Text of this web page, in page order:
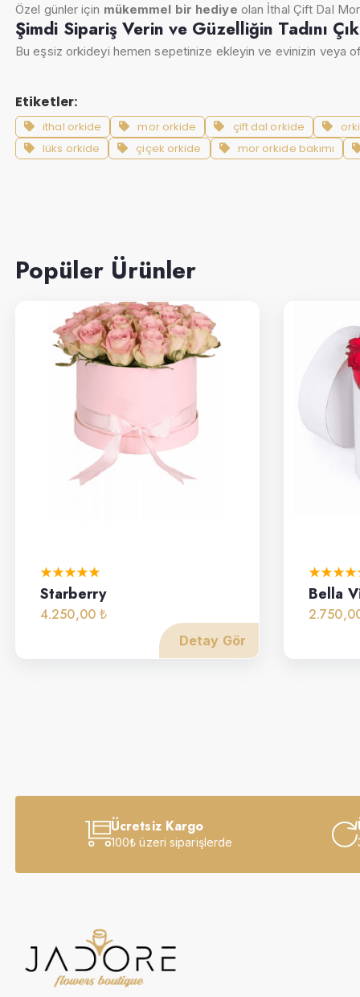
Özel günler için mükemmel bir hediye olan İthal Çift Dal
Şimdi Sipariş Verin ve Güzelliğin Tadını
Bu eşsiz orkideyi hemen sepetinize ekleyin ve evinizin veya
Etiketler:
ithal orkide mor orkide çift dal orkide
lüks orkide
çiçek orkide mor orkide bakımı
Popüler Ürünler
Starberry
4.250,00 ₺
Detay Gör
Bella
Ücretsiz Kargo
100₺ üzeri siparişlerde